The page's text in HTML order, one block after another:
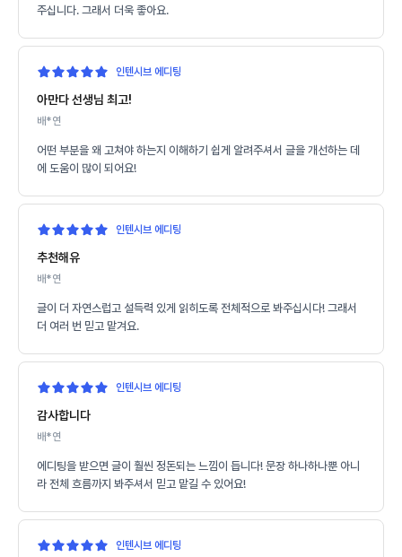
주십니다. 그래서 더욱 좋아요.
인텐시브 에디팅
아만다 선생님 최고!
배*연
어떤 부분을 왜 고쳐야 하는지 이해하기 쉽게 알려주셔서 글을 개선하는 데
에 도움이 많이 되어요!
인텐시브 에디팅
추천해유
배*연
글이 더 자연스럽고 설득력 있게 읽히도록 전체적으로 봐주십시다! 그래서
더 여러 번 믿고 맡겨요.
인텐시브 에디팅
감사합니다
배*연
에디팅을 받으면 글이 훨씬 정돈되는 느낌이 듭니다! 문장 하나하나뿐 아니
라 전체 흐름까지 봐주셔서 믿고 맡길 수 있어요!
인텐시브 에디팅